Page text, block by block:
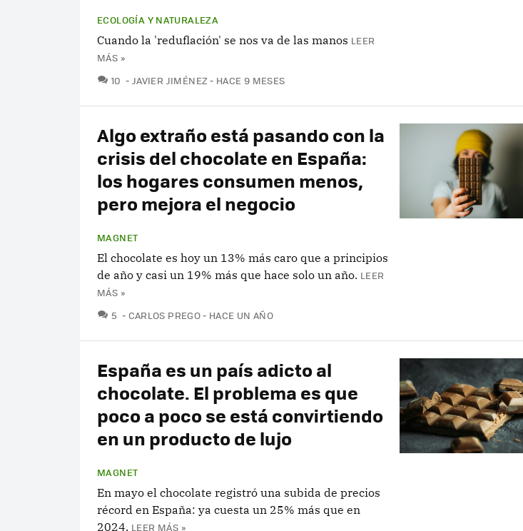
ECOLOGÍA Y NATURALEZA
Cuando la 'reduflación' se nos va de las manos LEER
MÁS »
10 COMENTARIOS
JAVIER JIMÉNEZ HACE 9 MESES
Algo extraño está pasando con la
crisis del chocolate en España:
los hogares consumen menos,
pero mejora el negocio
MAGNET
El chocolate es hoy un 13% más caro que a principios
de año y casi un 19% más que hace solo un año. LEER
MÁS »
5 COMENTARIOS
CARLOS PREGO HACE UN AÑO
España es un país adicto al
chocolate. El problema es que
poco a poco se está convirtiendo
en un producto de lujo
MAGNET
En mayo el chocolate registró una subida de precios
récord en España: ya cuesta un 25% más que en
2024. LEER MÁS »